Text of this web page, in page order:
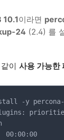
10.1이라면
24 (2.4) 를
이 사용 가능한
-y percona-
00:00:00